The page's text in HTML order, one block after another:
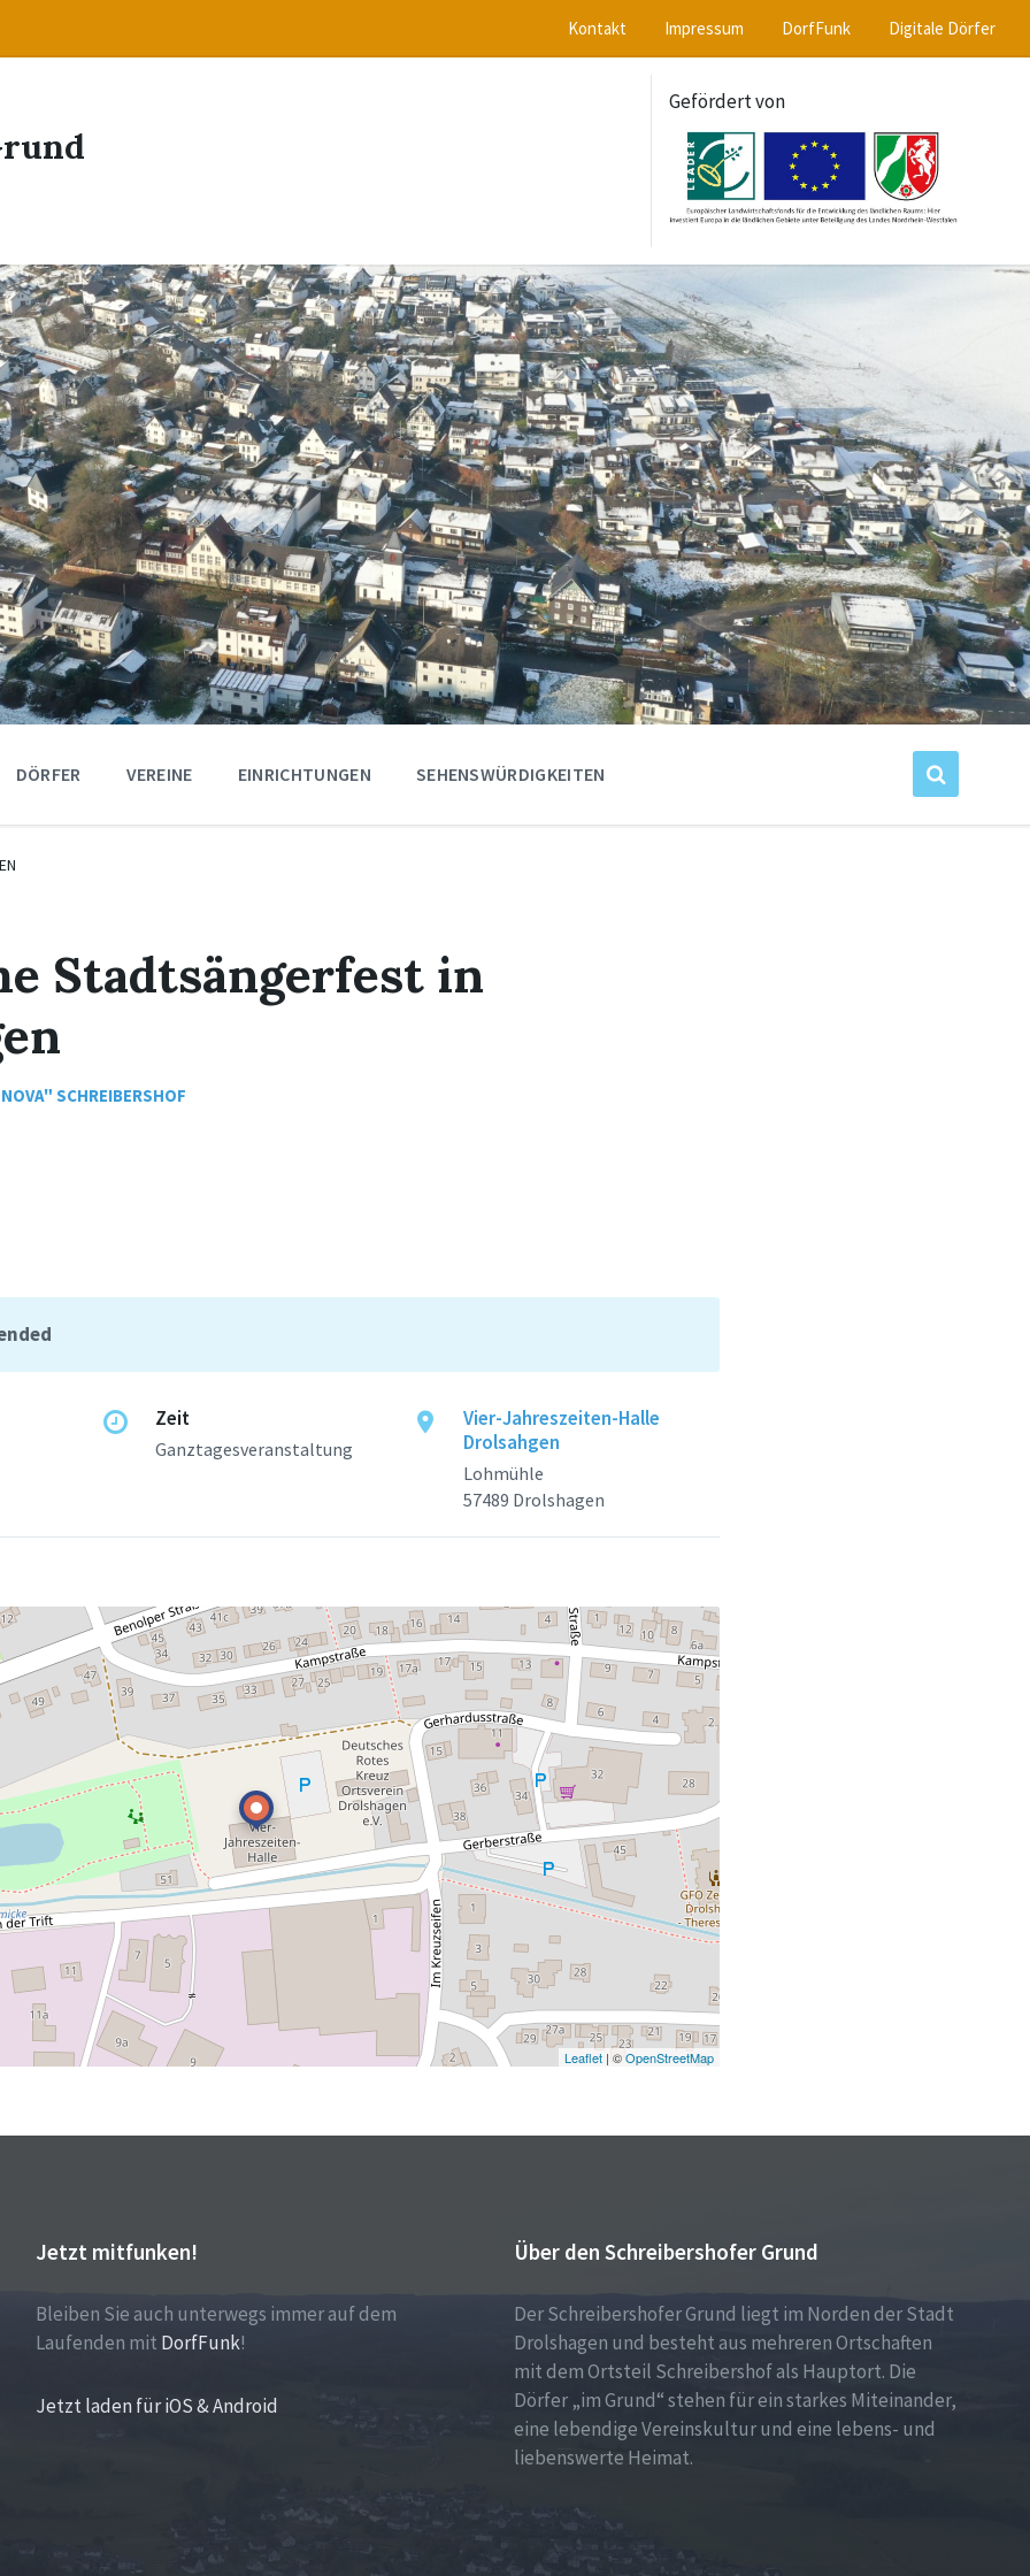
Kontakt Impressum DorfFunk Digitale Dörfer
Gefördert von
DÖRFER VEREINE EINRICHTUNGEN SEHENSWÜRDIGKEITEN
Stadtsängerfest in
SCHREIBERSHOF
Zeit
Ganztagesveranstaltung
Vier-Jahreszeiten-Halle
Drolsahgen
Lohmühle
57489 Drolshagen
Leaflet| ©OpenStreetMap
Jetzt mitfunken!
Bleiben Sie auch unterwegs immer auf dem
Laufenden mit DorfFunk!
Jetzt laden für iOS & Android
Über den Schreibershofer Grund
Der Schreibershofer Grund liegt im Norden der Stadt
Drolshagen und besteht aus mehreren Ortschaften
mit dem Ortsteil Schreibershof als Hauptort. Die
Dörfer „im Grund“ stehen für ein starkes Miteinander,
eine lebendige Vereinskultur und eine lebens- und
liebenswerte Heimat.